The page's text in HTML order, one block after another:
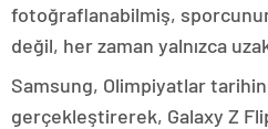
fotoğraflanabilmiş,
değil, her zaman yalnızca
Samsung, Olimpiyatlar
gerçekleştirerek, Galaxy Z